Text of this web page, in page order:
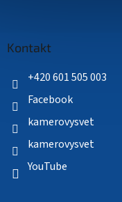
Kontakt
+420 601 505 003
Facebook
kamerovysvet
kamerovysvet
YouTube